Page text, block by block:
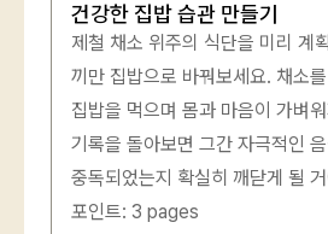
건강한 집밥 습관 만들기
제철 채소 위주의 식단을 미리 계
끼만 집밥으로 바꿔보세요. 채소
집밥을 먹으며 몸과 마음이 가벼
기록을 돌아보면 그간 자극적인
중독되었는지 확실히 깨닫게 될
포인트: 3 pages